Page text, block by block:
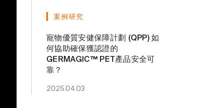
案例研究
寵物優質安健保障計劃 (QPP) 如
何協助確保獲認證的
GERMAGIC™ PET產品安全可
靠？
2025.04.03